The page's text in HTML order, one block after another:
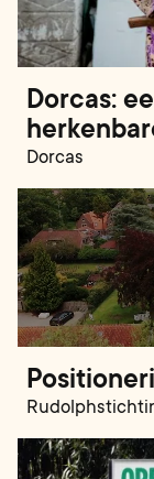
Dorcas:
Dorcas